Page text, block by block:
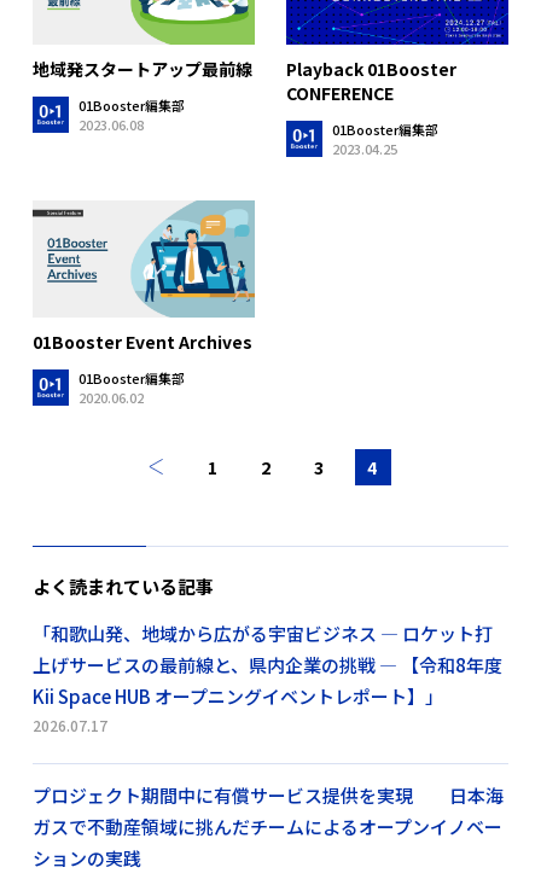
地域発スタートアップ最前線
01Booster編集部
2023.06.08
Playback 01Booster
CONFERENCE
01Booster編集部
2023.04.25
01Booster Event Archives
01Booster編集部
2020.06.02
1 2 3 4
よく読まれている記事
「和歌山発、地域から広がる宇宙ビジネス ― ロケット打
上げサービスの最前線と、県内企業の挑戦 ― 【令和8年度
Kii Space HUB オープニングイベントレポート】」
2026.07.17
プロジェクト期間中に有償サービス提供を実現 日本海
ガスで不動産領域に挑んだチームによるオープンイノベー
ションの実践